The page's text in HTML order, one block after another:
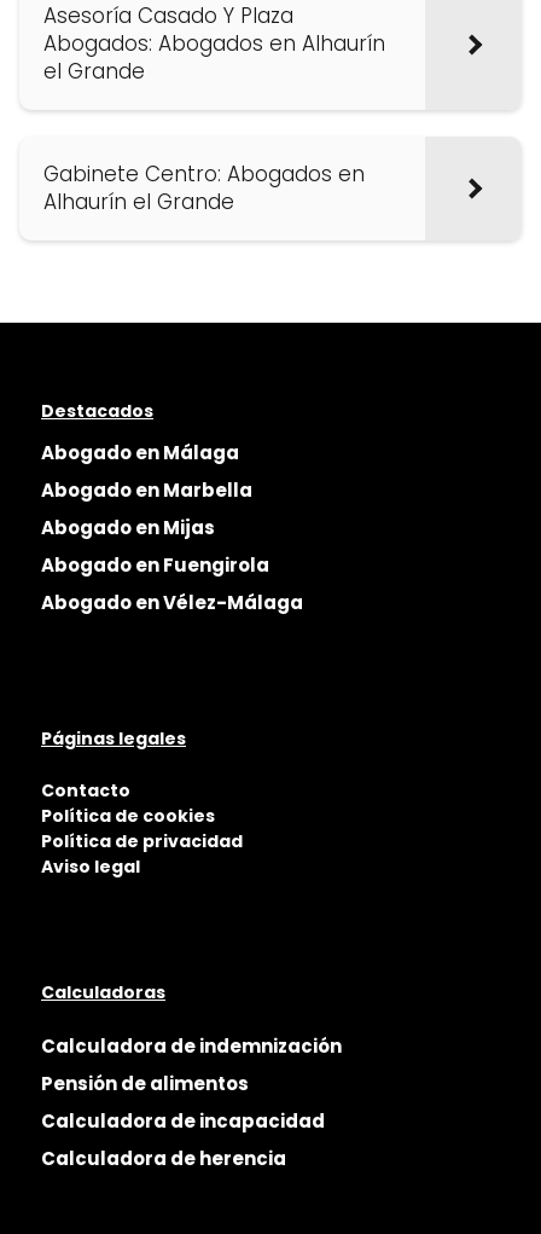
Asesoría Casado Y Plaza
Abogados: Abogados en Alhaurín
el Grande
Gabinete Centro: Abogados en
Alhaurín el Grande
Destacados
Abogado en Málaga
Abogado en Marbella
Abogado en Mijas
Abogado en Fuengirola
Abogado en Vélez-Málaga
Páginas legales
Contacto
Política de cookies
Política de privacidad
Aviso legal
Calculadoras
Calculadora de indemnización
Pensión de alimentos
Calculadora de incapacidad
Calculadora de herencia